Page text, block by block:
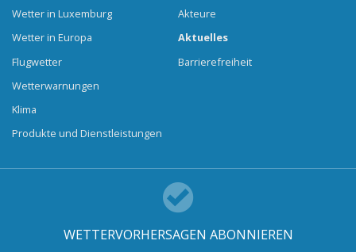
Wetter in Luxemburg
Wetter in Europa
Flugwetter
Wetterwarnungen
Klima
Produkte und Dienstleistungen
Akteure
Aktuelles
Barrierefreiheit
WETTERVORHERSAGEN ABONNIEREN